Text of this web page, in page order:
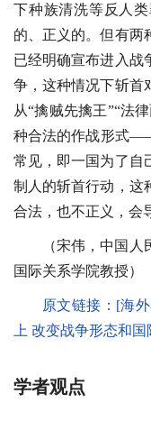
下种族清洗等反人
的、正义的。但有两
已经明确宣布进入战
争，这种情况下斩首
从“擒贼先擒王”“法
种合法的作战形式
常见，即一国为了自
制人的斩首行动，这
合法，也不正义，会
（宋伟，中国
国际关系学院教授）
原文链接： [海
上 改变战争形态和国
学者观点